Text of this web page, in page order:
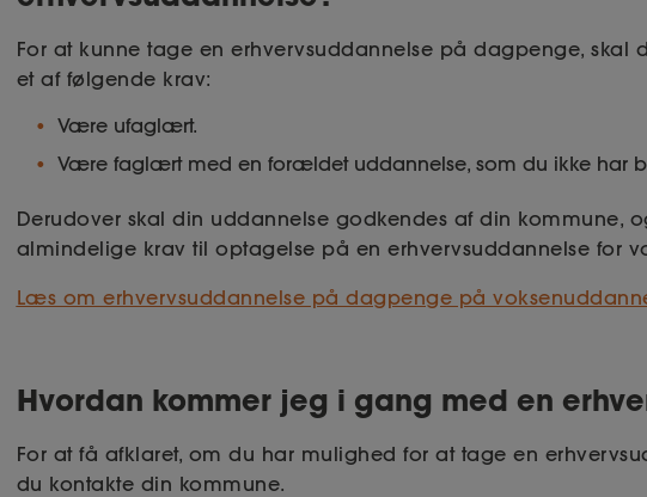
For at kunne tage en erhvervsuddannelse på dagpenge,
et af følgende krav:
Være ufaglært.
Være faglært med en forældet uddannelse, som du ikke har
Derudover skal din uddannelse godkendes af din kommune,
almindelige krav til optagelse på en erhvervsuddannelse for
Læs om erhvervsuddannelse på dagpenge på
Hvordan kommer jeg i gang med en
For at få afklaret, om du har mulighed for at tage en
du kontakte din kommune.